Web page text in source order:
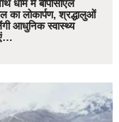
धाम में बीपीसीएल
का लोकार्पण, श्रद्धालुओं
आधुनिक स्वास्थ्य